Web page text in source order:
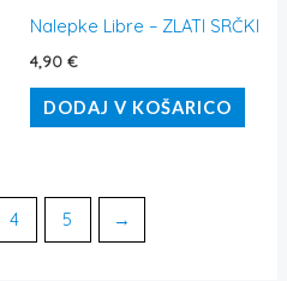
Nalepke Libre – ZLATI SRČKI
4,90 €
DODAJ V KOŠARICO
4 5 →